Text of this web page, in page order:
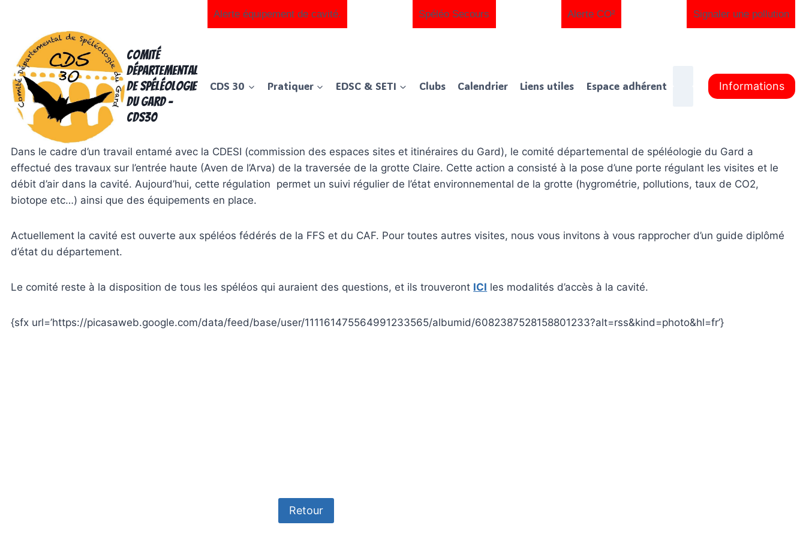
contenu
Alerte équipement de cavité. Spéléo Secours Alerte CO² Signaler une pollution
Comité
Départemental
de Spéléologie
du Gard -
CDS30
CDS 30 Pratiquer EDSC & SETI Clubs Calendrier Liens utiles Espace adhérent Informations
Dans le cadre d’un travail entamé avec la CDESI (commission des espaces sites et itinéraires du Gard), le comité départemental de spéléologie du Gard a
effectué des travaux sur l’entrée haute (Aven de l’Arva) de la traversée de la grotte Claire. Cette action a consisté à la pose d’une porte régulant les visites et le
débit d’air dans la cavité. Aujourd’hui, cette régulation permet un suivi régulier de l’état environnemental de la grotte (hygrométrie, pollutions, taux de CO2,
biotope etc…) ainsi que des équipements en place.
Actuellement la cavité est ouverte aux spéléos fédérés de la FFS et du CAF. Pour toutes autres visites, nous vous invitons à vous rapprocher d’un guide diplômé
d’état du département.
Le comité reste à la disposition de tous les spéléos qui auraient des questions, et ils trouveront ICI les modalités d’accès à la cavité.
{sfx url=’https://picasaweb.google.com/data/feed/base/user/111161475564991233565/albumid/6082387528158801233?alt=rss&kind=photo&hl=fr’}
Retour